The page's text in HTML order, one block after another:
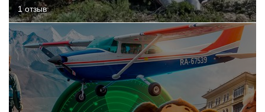
1 отзыв